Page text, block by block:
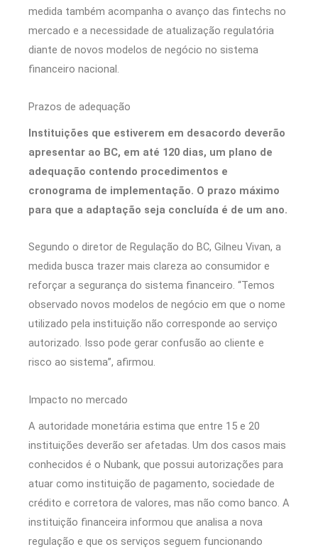
medida também acompanha o avanço das fintechs no
mercado e a necessidade de atualização regulatória
diante de novos modelos de negócio no sistema
financeiro nacional.
Prazos de adequação
Instituições que estiverem em desacordo deverão
apresentar ao BC, em até 120 dias, um plano de
adequação contendo procedimentos e
cronograma de implementação. O prazo máximo
para que a adaptação seja concluída é de um ano.
Segundo o diretor de Regulação do BC, Gilneu Vivan, a
medida busca trazer mais clareza ao consumidor e
reforçar a segurança do sistema financeiro. “Temos
observado novos modelos de negócio em que o nome
utilizado pela instituição não corresponde ao serviço
autorizado. Isso pode gerar confusão ao cliente e
risco ao sistema”, afirmou.
Impacto no mercado
A autoridade monetária estima que entre 15 e 20
instituições deverão ser afetadas. Um dos casos mais
conhecidos é o Nubank, que possui autorizações para
atuar como instituição de pagamento, sociedade de
crédito e corretora de valores, mas não como banco. A
instituição financeira informou que analisa a nova
regulação e que os serviços seguem funcionando